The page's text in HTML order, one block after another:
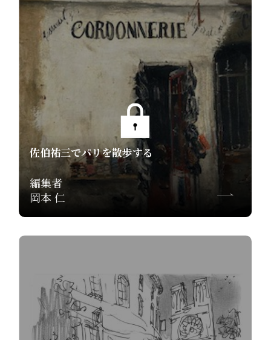
佐伯祐三でパリを散歩する
編集者
岡本 仁